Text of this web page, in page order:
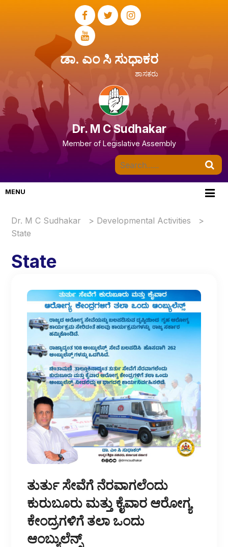
ಡಾ. ಎಂ ಸಿ ಸುಧಾಕರ
ಶಾಸಕರು
Dr. M C Sudhakar
Member of Legislative Assembly
MENU
Dr. M C Sudhakar > Developmental Activities
>
State
State
ತುರ್ತು ಸೇವೆಗೆ ನೆರವಾಗಲೆಂದು
ಕುರುಬೂರು ಮತ್ತು ಕೈವಾರ ಆರೋಗ್ಯ
ಕೇಂದ್ರಗಳಿಗೆ ತಲಾ ಒಂದು
ಆಂಬ್ಯುಲೆನ್ಸ್